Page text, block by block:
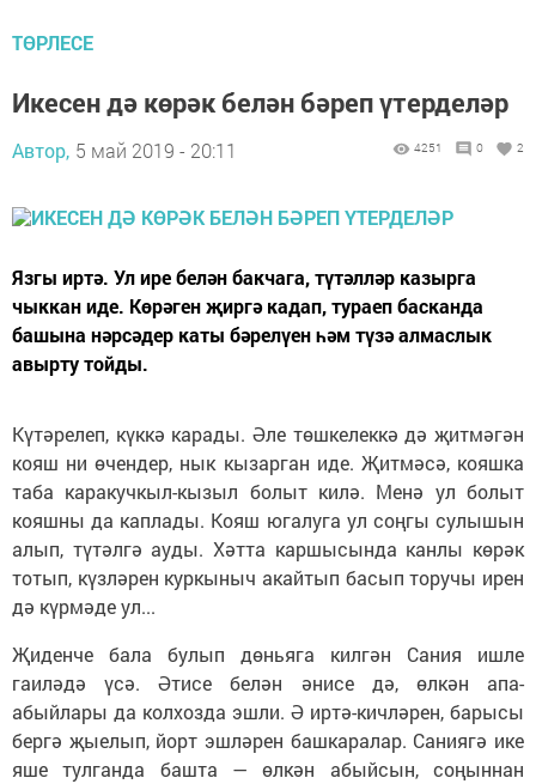
ТӨРЛЕСЕ
Икесен дә көрәк белән бәреп үтерделәр
Автор, 5 май 2019 - 20:11 4251 0 2
Язгы иртә. Ул ире белән бакчага, түтәлләр казырга
чыккан иде. Көрәген җиргә кадап, тураеп басканда
башына нәрсәдер каты бәрелүен һәм түзә алмаслык
авырту тойды.
Күтәрелеп, күккә карады. Әле төшкелеккә дә җитмәгән
кояш ни өчендер, нык кызарган иде. Җитмәсә, кояшка
таба каракучкыл-кызыл болыт килә. Менә ул болыт
кояшны да каплады. Кояш югалуга ул соңгы сулышын
алып, түтәлгә ауды. Хәтта каршысында канлы көрәк
тотып, күзләрен куркыныч акайтып басып торучы ирен
дә күрмәде ул...
Җиденче бала булып дөньяга килгән Сания ишле
гаиләдә үсә. Әтисе белән әнисе дә, өлкән апа-
абыйлары да колхозда эшли. Ә иртә-кичләрен, барысы
бергә җыелып, йорт эшләрен башкаралар. Саниягә ике
яше тулганда башта — өлкән абыйсын, соңыннан